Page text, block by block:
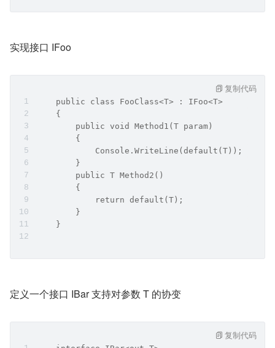
实现接口 IFoo
    public class FooClass<T> : IFoo<T>
    {
        public void Method1(T param)
        {
            Console.WriteLine(default(T));
        }
        public T Method2()
        {
            return default(T);
        }
    }
复制代码
定义一个接口 IBar 支持对参数 T 的协变
复制代码